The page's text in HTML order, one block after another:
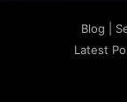
Blog |
Latest